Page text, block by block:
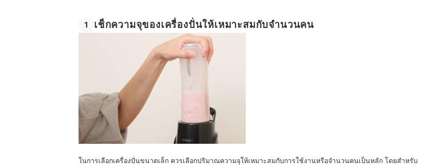
1 เช็กความจุของเครื่องปั่นให้เหมาะสมกับจำนวนคน
ในการเลือกเครื่องปั่นขนาดเล็ก ควรเลือกปริมาณความจุให้เหมาะสมกับการใช้งานหรือจำนวนคนเป็นหลัก โดยสำหรับ